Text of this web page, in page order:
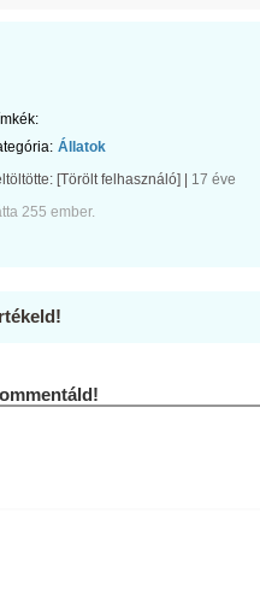
Állatok
[Törölt felhasználó]
17 éve
255 ember.